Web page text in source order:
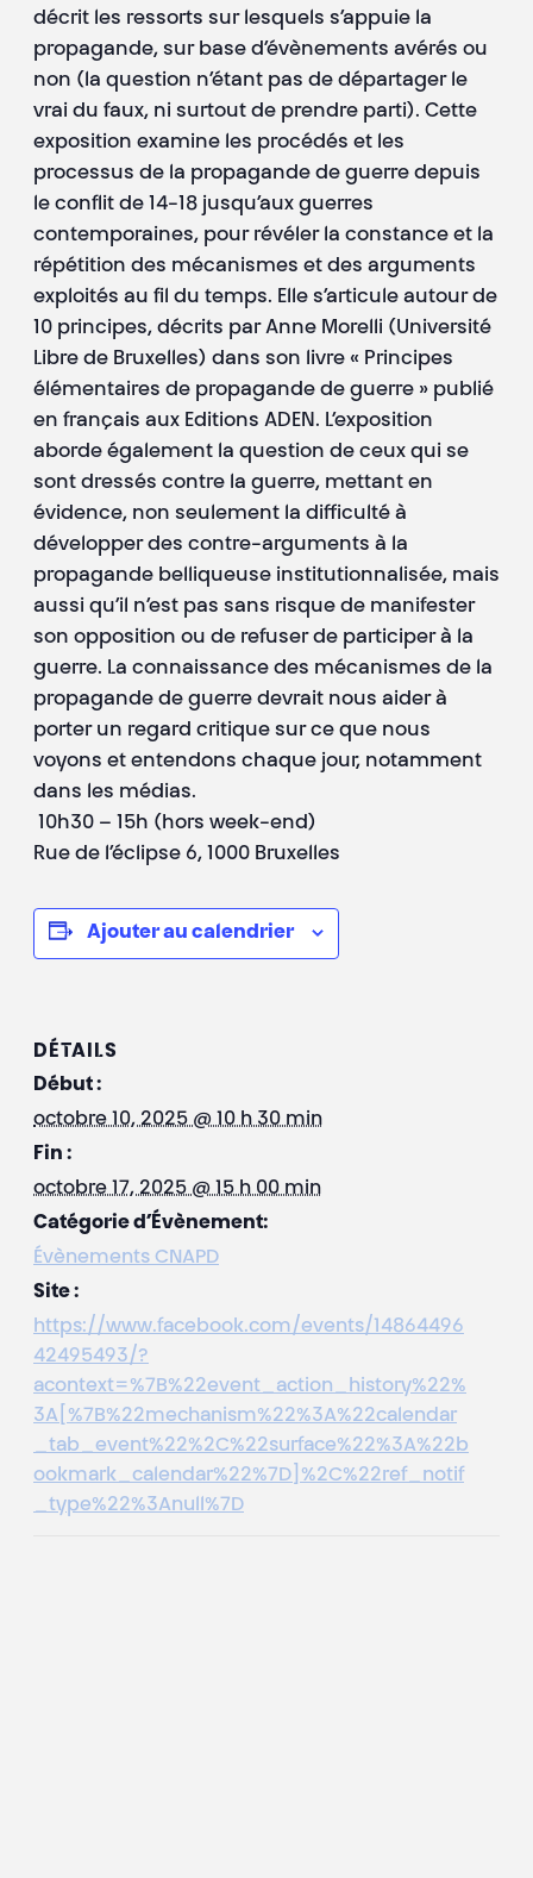
décrit les ressorts sur lesquels s’appuie la
propagande, sur base d’évènements avérés ou
non (la question n’étant pas de départager le
vrai du faux, ni surtout de prendre parti). Cette
exposition examine les procédés et les
processus de la propagande de guerre depuis
le conflit de 14-18 jusqu’aux guerres
contemporaines, pour révéler la constance et la
répétition des mécanismes et des arguments
exploités au fil du temps. Elle s’articule autour de
10 principes, décrits par Anne Morelli (Université
Libre de Bruxelles) dans son livre « Principes
élémentaires de propagande de guerre » publié
en français aux Editions ADEN. L’exposition
aborde également la question de ceux qui se
sont dressés contre la guerre, mettant en
évidence, non seulement la difficulté à
développer des contre-arguments à la
propagande belliqueuse institutionnalisée, mais
aussi qu’il n’est pas sans risque de manifester
son opposition ou de refuser de participer à la
guerre. La connaissance des mécanismes de la
propagande de guerre devrait nous aider à
porter un regard critique sur ce que nous
voyons et entendons chaque jour, notamment
dans les médias.
10h30 – 15h (hors week-end)
Rue de l’éclipse 6, 1000 Bruxelles
Ajouter au calendrier
DÉTAILS
Début :
octobre 10, 2025 @ 10 h 30 min
Fin :
octobre 17, 2025 @ 15 h 00 min
Catégorie d’Évènement:
Évènements CNAPD
Site :
https://www.facebook.com/events/14864496
42495493/?
acontext=%7B%22event_action_history%22%
3A[%7B%22mechanism%22%3A%22calendar
_tab_event%22%2C%22surface%22%3A%22b
ookmark_calendar%22%7D]%2C%22ref_notif
_type%22%3Anull%7D